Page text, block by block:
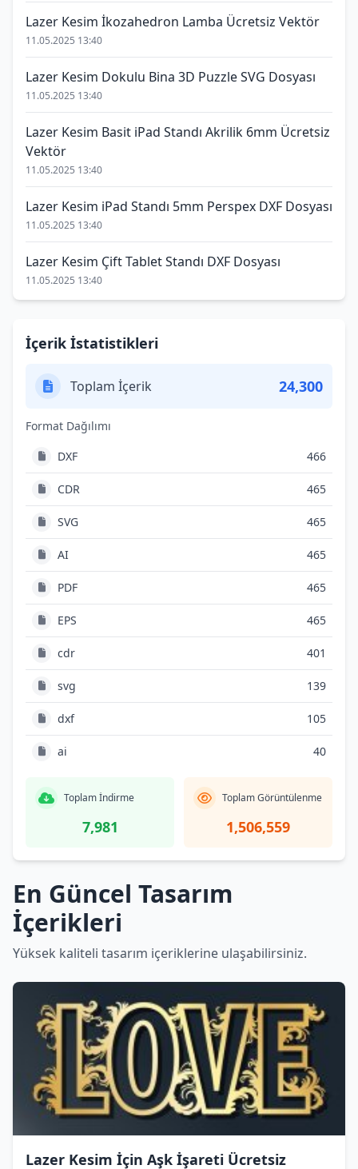
Lazer Kesim İkozahedron Lamba Ücretsiz Vektör
11.05.2025 13:40
Lazer Kesim Dokulu Bina 3D Puzzle SVG Dosyası
11.05.2025 13:40
Lazer Kesim Basit iPad Standı Akrilik 6mm Ücretsiz
Vektör
11.05.2025 13:40
Lazer Kesim iPad Standı 5mm Perspex DXF Dosyası
11.05.2025 13:40
Lazer Kesim Çift Tablet Standı DXF Dosyası
11.05.2025 13:40
İçerik İstatistikleri
Toplam İçerik 24,300
Format Dağılımı
DXF
466
CDR 465
SVG 465
AI 465
PDF 465
EPS 465
cdr 401
svg 139
dxf 105
ai 40
Toplam İndirme
7,981
Toplam Görüntülenme
1,506,559
En Güncel Tasarım
İçerikleri
Yüksek kaliteli tasarım içeriklerine ulaşabilirsiniz.
Lazer Kesim İçin Aşk İşareti Ücretsiz